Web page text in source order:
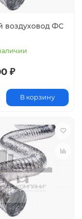
воздуховод ФС
₽
В корзину